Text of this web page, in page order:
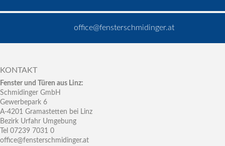
office@fensterschmidinger.at
KONTAKT
Fenster und Türen aus Linz:
Schmidinger GmbH
Gewerbepark 6
A-4201 Gramastetten bei Linz
Bezirk Urfahr Umgebung
Tel 07239 7031 0
office@fensterschmidinger.at